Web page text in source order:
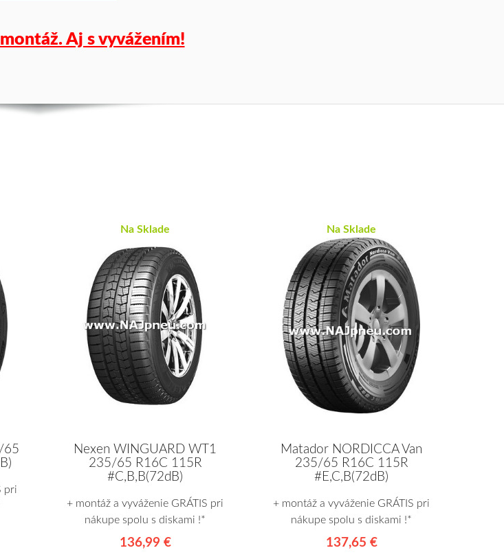
Aj s vyvážením!
65
pri
Na Sklade
Nexen WINGUARD WT1
235/65 R16C 115R
#C,B,B(72dB)
+ montáž a vyváženie GRÁTIS pri
nákupe spolu s diskami !*
136,99 €
Na Sklade
Matador NORDICCA Van
235/65 R16C 115R
#E,C,B(72dB)
+ montáž a vyváženie GRÁTIS pri
nákupe spolu s diskami !*
137,65 €